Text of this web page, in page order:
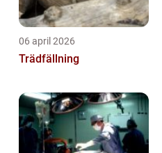
06 april 2026
Trädfällning